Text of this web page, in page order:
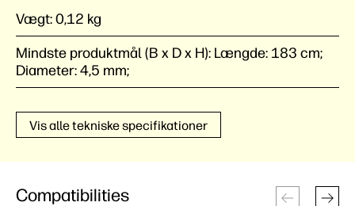
Vægt:0,12 kg
Mindste produktmål (B x D x H): Længde: 183 cm;
Diameter: 4,5 mm;
Vis alle tekniske specifikationer
Compatibilities